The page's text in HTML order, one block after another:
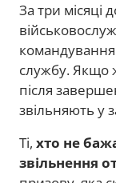
За три місяці
службу. Якщо
після
звільняють у
Ті, хто не
звільнення